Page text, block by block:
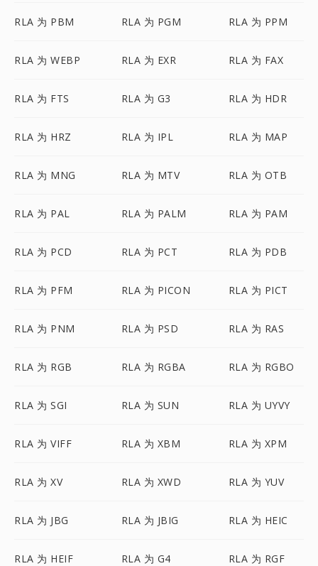
RLA 为 PBM RLA 为 PGM RLA 为 PPM
RLA 为 WEBP RLA 为 EXR RLA 为 FAX
RLA 为 FTS RLA 为 G3 RLA 为 HDR
RLA 为 HRZ RLA 为 IPL RLA 为 MAP
RLA 为 MNG RLA 为 MTV RLA 为 OTB
RLA 为 PAL RLA 为 PALM RLA 为 PAM
RLA 为 PCD RLA 为 PCT RLA 为 PDB
RLA 为 PFM RLA 为 PICON RLA 为 PICT
RLA 为 PNM RLA 为 PSD RLA 为 RAS
RLA 为 RGB RLA 为 RGBA RLA 为 RGBO
RLA 为 SGI RLA 为 SUN RLA 为 UYVY
RLA 为 VIFF RLA 为 XBM RLA 为 XPM
RLA 为 XV RLA 为 XWD RLA 为 YUV
RLA 为 JBG RLA 为 JBIG RLA 为 HEIC
RLA 为 HEIF RLA 为 G4 RLA 为 RGF